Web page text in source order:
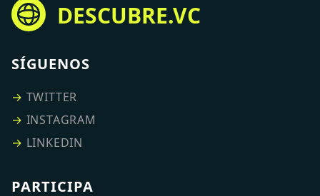
DESCUBRE.VC
SÍGUENOS
→ TWITTER
→ INSTAGRAM
→ LINKEDIN
PARTICIPA